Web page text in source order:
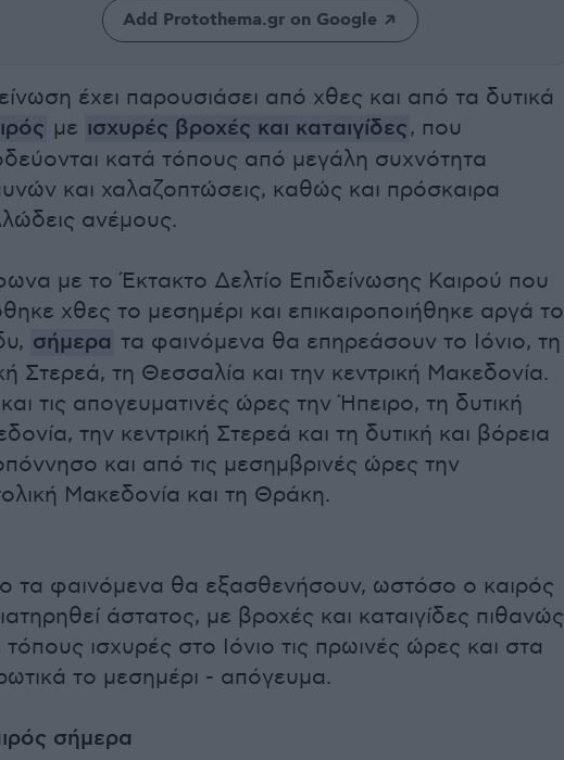
Add Protothema.gr on Google
έχει παρουσιάσει από χθες και από τα δυτικά
με ισχυρές βροχές και καταιγίδες, που
κατά τόπους από μεγάλη συχνότητα
και χαλαζοπτώσεις, καθώς και πρόσκαιρα
ανέμους.
με το Έκτακτο Δελτίο Επιδείνωσης Καιρού που
χθες το μεσημέρι και επικαιροποιήθηκε αργά το
σήμερα τα φαινόμενα θα επηρεάσουν το Ιόνιο, τη
Στερεά, τη Θεσσαλία και την κεντρική Μακεδονία.
τις απογευματινές ώρες την Ήπειρο, τη δυτική
την κεντρική Στερεά και τη δυτική και βόρεια
και από τις μεσημβρινές ώρες την
Μακεδονία και τη Θράκη.
τα φαινόμενα θα εξασθενήσουν, ωστόσο ο καιρός
άστατος, με βροχές και καταιγίδες πιθανώς
τόπους ισχυρές στο Ιόνιο τις πρωινές ώρες και στα
το μεσημέρι - απόγευμα.
σήμερα